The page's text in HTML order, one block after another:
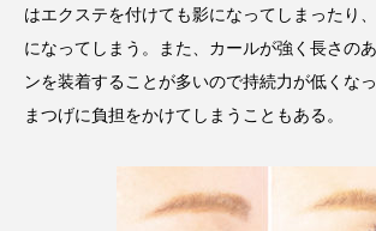
インナービューティーアワード2025受賞商品
ウェアラブルデバイス ウェルネス
オーガニック
はエクステを付けても影になってしまったり
になってしまう。また、カールが強く長さの
ンを装着することが多いので持続力が低くな
まつげに負担をかけてしまうこともある。